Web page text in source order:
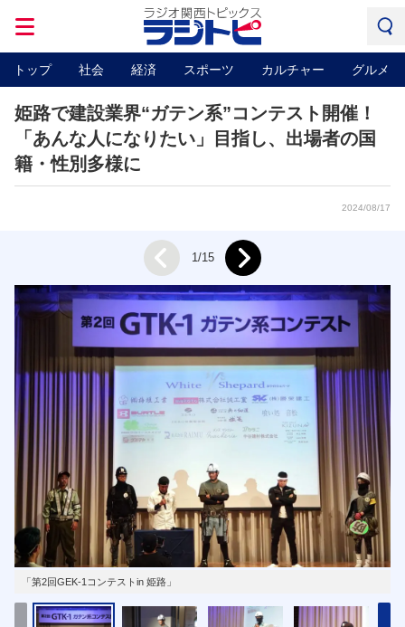
トップ 社会 経済 スポーツ カルチャー グルメ
姫路で建設業界“ガテン系”コンテスト開催！
「あんな人になりたい」目指し、出場者の国
籍・性別多様に
2024/08/17
「第2回GEK-1コンテストin 姫路」
1/15